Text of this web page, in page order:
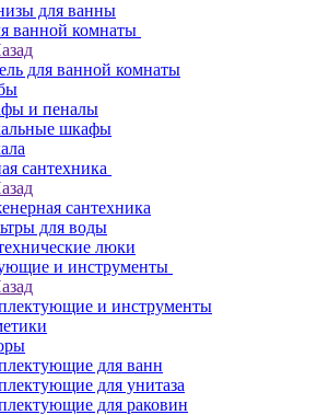
для ванны
ванной комнаты
для ванной комнаты
и пеналы
шкафы
сантехника
сантехника
для воды
люки
и инструменты
и инструменты
для ванн
для унитаза
для раковин